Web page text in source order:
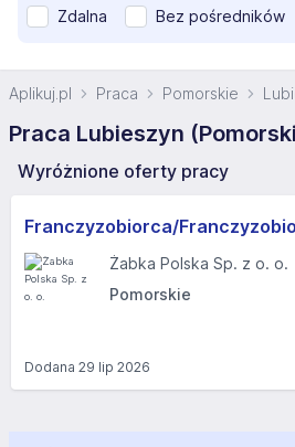
Zdalna Bez pośredników
Aplikuj.pl Praca Pomorskie
Praca Lubieszyn
Wyróżnione oferty pracy
Żabka Polska Sp. z o. o.
Pomorskie
Dodana 29 lip 2026